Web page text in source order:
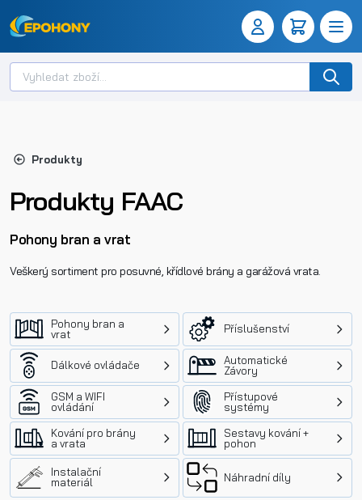
Produkty
Produkty FAAC
Pohony bran a vrat
Veškerý sortiment pro posuvné, křídlové brány a garážová vrata.
Pohony bran a
vrat
Příslušenství
Dálkové ovládače
Automatické
Závory
GSM a WIFI
ovládání
Přístupové
systémy
Kování pro brány
a vrata
Sestavy kování +
pohon
Instalační
materiál
Náhradní díly